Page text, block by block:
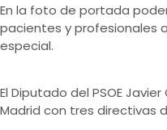
En la foto de portada
pacientes y profesionales
especial.
El Diputado del PSOE
Madrid con tres directivas